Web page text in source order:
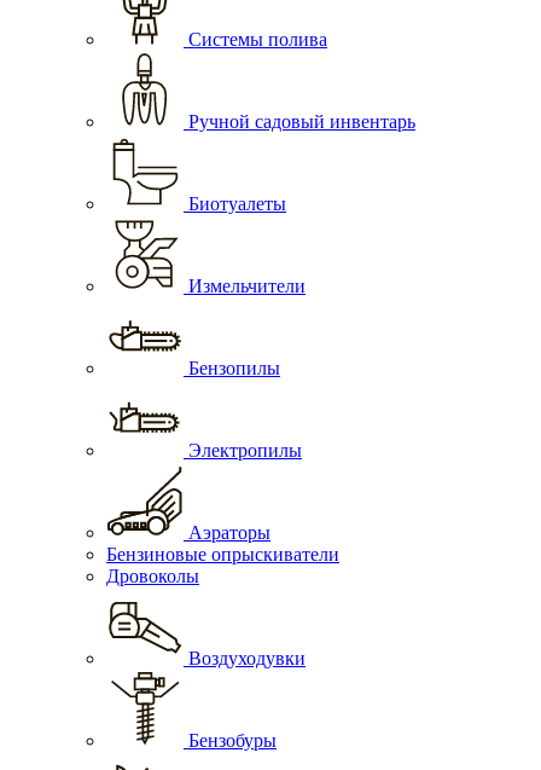
Системы полива
Ручной садовый инвентарь
Биотуалеты
Измельчители
Бензопилы
Электропилы
Аэраторы
Бензиновые опрыскиватели
Дровоколы
Воздуходувки
Бензобуры